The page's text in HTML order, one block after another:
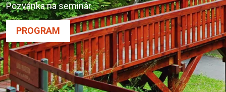
Pozvánka na seminár
PROGRAM